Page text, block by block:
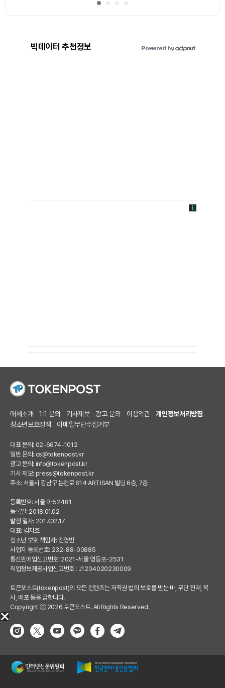
빅데이터 추천정보
매체소개 1:1 문의 기사제보 광고 문의 이용약관
개인정보처리방침
청소년보호정책
이메일무단수집거부
대표 문의: 02-6674-1012
일반 문의: cs@tokenpost.kr
광고 문의: info@tokenpost.kr
기사 제보: press@tokenpost.kr
주소: 서울시 강남구 논현로 614 ARTISAN 빌딩 6층, 7층
등록번호: 서울 아 52481
등록일: 2018.01.02
발행 일자: 2017.02.17
대표: 김지호
청소년 보호 책임자: 전영빈
사업자 등록번호: 232-88-00885
통신판매업신고번호: 2021-서울 영등포-2531
직업정보제공사업신고번호 : J1204020230009
토큰포스트(tokenpost)의 모든 컨텐츠는 저작권 법의 보호를 받는 바, 무단 전재, 복
사, 배포 등을 금합니다.
Copyright ⓒ 2026 토큰포스트. All Rights Reserved.